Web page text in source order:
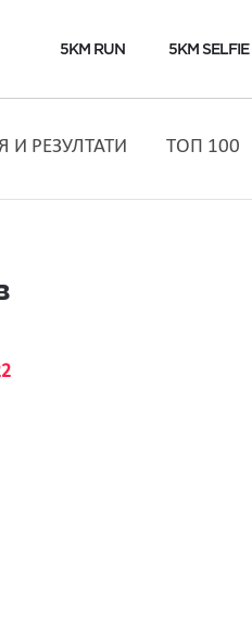
5KM RUN 5KM SELFIE
И РЕЗУЛТАТИ ТОП 100